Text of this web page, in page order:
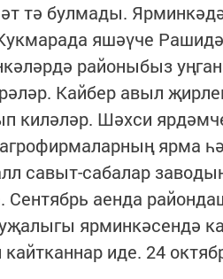
тә булмады.
яшәүче
районыбыз
Кайбер авыл
киләләр. Шәхси
ярма
савыт-сабалар
Сентябрь аенда
ярминкәсендә
иде. 24